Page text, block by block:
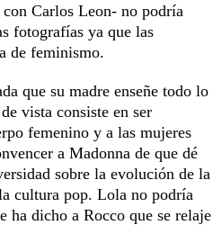
Carlos Leon- no podría
fotografías ya que las
de feminismo.
que su madre enseñe todo lo
vista consiste en ser
femenino y a las mujeres
a Madonna de que dé
sobre la evolución de la
cultura pop. Lola no podría
ha dicho a Rocco que se relaje